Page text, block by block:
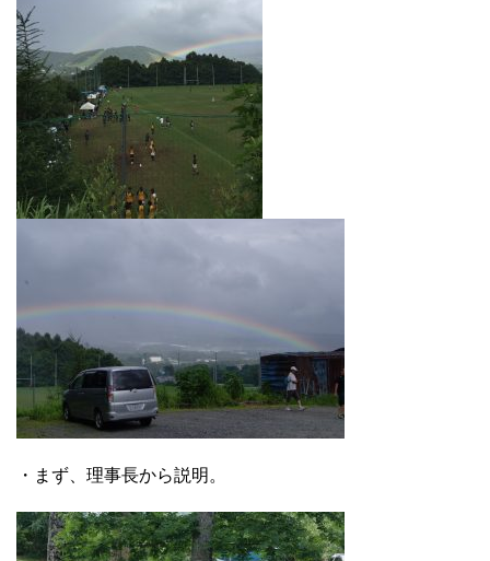
・まず、理事長から説明。